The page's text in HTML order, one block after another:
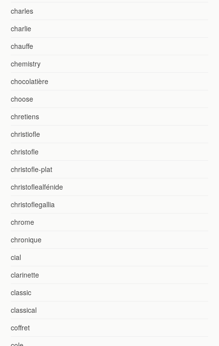
charles
charlie
chauffe
chemistry
chocolatière
choose
chretiens
christiofle
christofle
christofle-plat
christoflealfénide
christoflegallia
chrome
chronique
cial
clarinette
classic
classical
coffret